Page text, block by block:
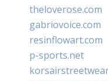
theloverose.com
gabriovoice.com
resinflowart.com
p-sports.net